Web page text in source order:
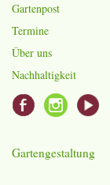
Gartenpost
Termine
Über uns
Nachhaltigkeit
Gartengestaltung